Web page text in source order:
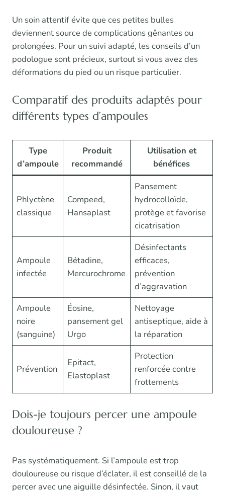
Un soin attentif évite que ces petites bulles
deviennent source de complications gênantes ou
prolongées. Pour un suivi adapté, les conseils d’un
podologue sont précieux, surtout si vous avez des
déformations du pied ou un risque particulier.
Comparatif des produits adaptés pour
différents types d’ampoules
Type
d’ampoule
Produit
recommandé
Utilisation et
bénéfices
Phlyctène
classique
Compeed,
Hansaplast
Pansement
hydrocolloïde,
protège et favorise
cicatrisation
Ampoule
infectée
Bétadine,
Mercurochrome
Désinfectants
efficaces,
prévention
d’aggravation
Ampoule
noire
(sanguine)
Éosine,
pansement gel
Urgo
Nettoyage
antiseptique, aide à
la réparation
Prévention
Epitact,
Elastoplast
Protection
renforcée contre
frottements
Dois-je toujours percer une ampoule
douloureuse ?
Pas systématiquement. Si l’ampoule est trop
douloureuse ou risque d’éclater, il est conseillé de la
percer avec une aiguille désinfectée. Sinon, il vaut